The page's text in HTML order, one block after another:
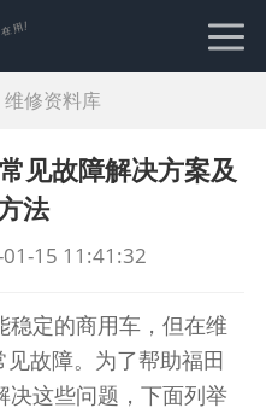
维修资料库
见故障解决方案及
法
15 11:41:32
定的商用车，但在维
故障。为了帮助福田
决这些问题，下面列举